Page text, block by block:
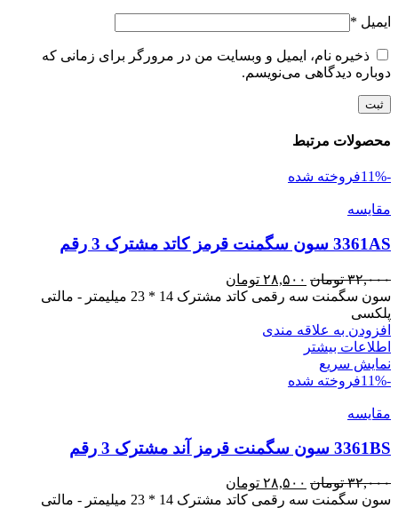
ایمیل *
ذخیره نام، ایمیل و وبسایت من در مرورگر برای زمانی که
دوباره دیدگاهی می‌نویسم.
محصولات مرتبط
-11% فروخته شده
مقايسه
3361AS سون سگمنت قرمز کاتد مشترک 3 رقم
۳۲,۰۰۰ تومان قیمت
اصلی
بود.
۲۸,۵۰۰ تومان
فعلی
سون سگمنت سه رقمی کاتد مشترک 14 * 23 میلیمتر - مالتی
پلکسی
افزودن به علاقه مندی
اطلاعات بیشتر
نمایش سریع
-11%
فروخته شده
مقايسه
3361BS سون سگمنت قرمز آند مشترک 3 رقم
۳۲,۰۰۰ تومان قیمت
اصلی
۲۸,۵۰۰ تومان
فعلی
سون سگمنت سه رقمی کاتد مشترک 14 * 23 میلیمتر - مالتی